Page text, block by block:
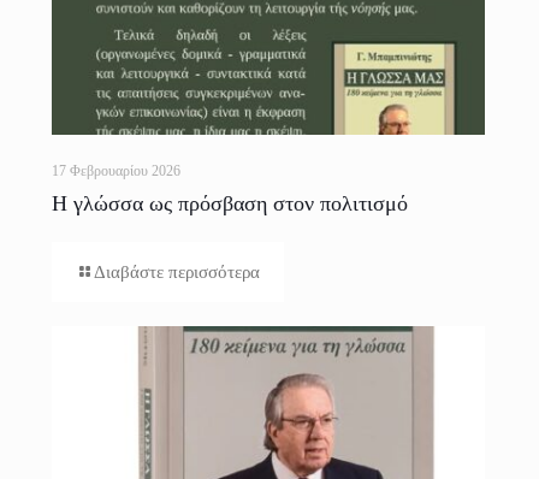
17 Φεβρουαρίου 2026
Η γλώσσα ως πρόσβαση στον πολιτισμό
Διαβάστε περισσότερα